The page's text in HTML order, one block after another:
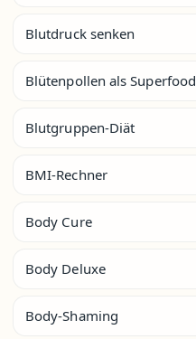
Blutdruck senken
Blütenpollen als Superfood
Blutgruppen-Diät
BMI-Rechner
Body Cure
Body Deluxe
Body-Shaming